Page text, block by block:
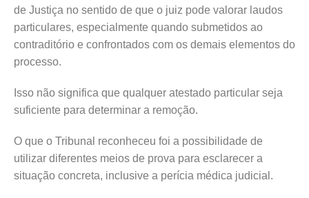
de Justiça no sentido de que o juiz pode valorar laudos
particulares, especialmente quando submetidos ao
contraditório e confrontados com os demais elementos do
processo.
Isso não significa que qualquer atestado particular seja
suficiente para determinar a remoção.
O que o Tribunal reconheceu foi a possibilidade de
utilizar diferentes meios de prova para esclarecer a
situação concreta, inclusive a perícia médica judicial.